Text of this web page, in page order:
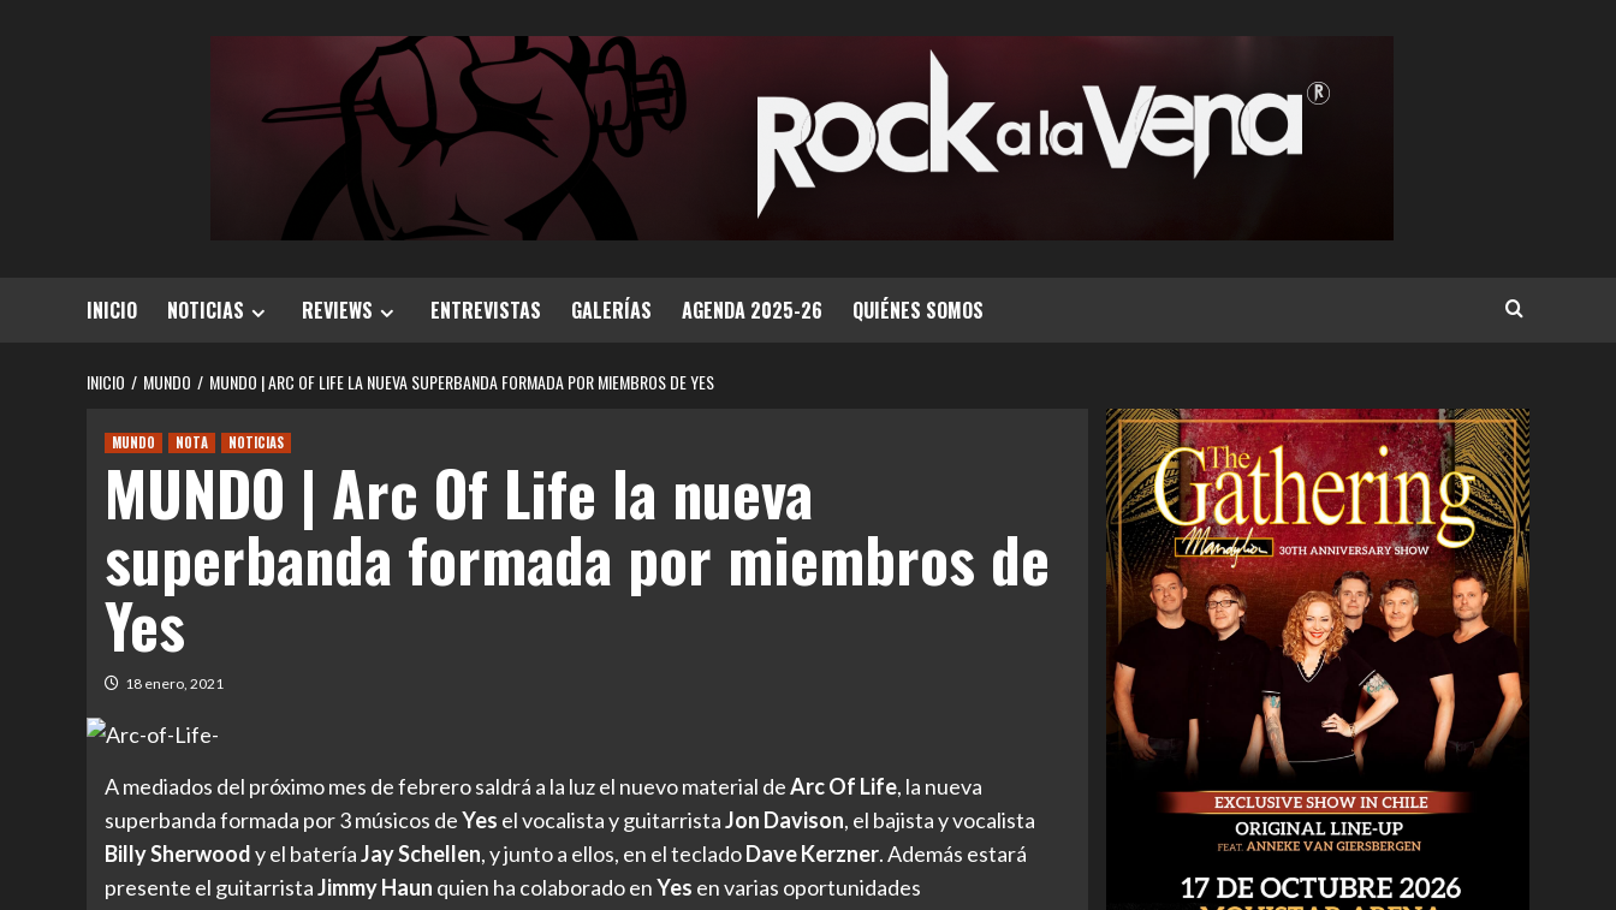
INICIO NOTICIAS REVIEWS ENTREVISTAS GALERÍAS AGENDA 2025-26 QUIÉNES SOMOS
INICIO MUNDO MUNDO | ARC OF LIFE LA NUEVA SUPERBANDA FORMADA POR MIEMBROS DE YES
MUNDO NOTA NOTICIAS
MUNDO | Arc Of Life la nueva
superbanda formada por miembros de
Yes
18 enero, 2021
A mediados del próximo mes de febrero saldrá a la luz el nuevo material deArc Of Life, la nueva
superbanda formada por 3 músicos deYes el vocalista y guitarristaJon Davison, el bajista y vocalista
Billy Sherwoody el bateríaJay Schellen, y junto a ellos, en el tecladoDave Kerzner. Además estará
presente el guitarristaJimmy Haun quien ha colaborado enYes en varias oportunidades